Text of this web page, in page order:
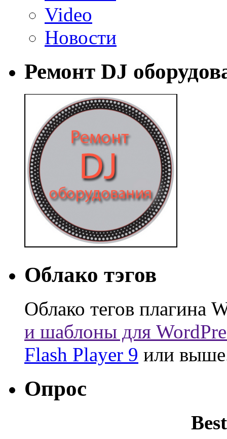
Video
Новости
Ремонт DJ
Облако тэгов
Облако тегов плагина
и шаблоны для
Flash Player 9 или
Опрос